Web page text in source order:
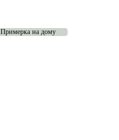
Примерка на дому